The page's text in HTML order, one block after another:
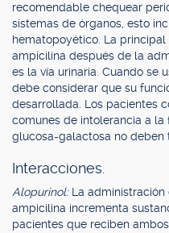
recomendable chequear
sistemas de órganos, esto
hematopoyético. La
ampicilina después de la
es la vía urinaria. Cuando se
debe considerar que su
desarrollada. Los pacientes
comunes de intolerancia a
glucosa-galactosa no deben
Interacciones.
Alopurinol: La
ampicilina incrementa
pacientes que reciben